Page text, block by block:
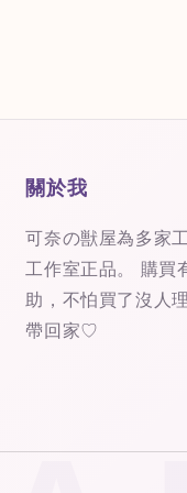
關於我
可奈の獣屋為多家
工作室正品。 購買
助，不怕買了沒人
帶回家♡